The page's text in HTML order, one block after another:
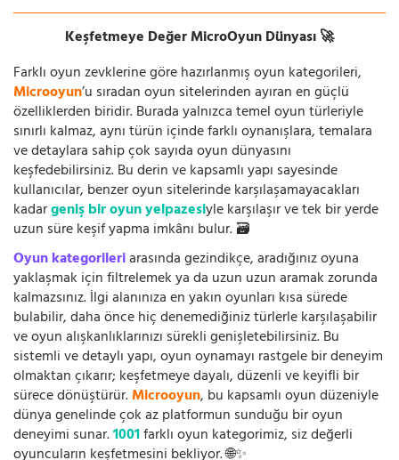
Keşfetmeye Değer MicroOyun Dünyası 🚀
Farklı oyun zevklerine göre hazırlanmış oyun kategorileri,
Microoyun’u sıradan oyun sitelerinden ayıran en güçlü
özelliklerden biridir. Burada yalnızca temel oyun türleriyle
sınırlı kalmaz, aynı türün içinde farklı oynanışlara, temalara
ve detaylara sahip çok sayıda oyun dünyasını
keşfedebilirsiniz. Bu derin ve kapsamlı yapı sayesinde
kullanıcılar, benzer oyun sitelerinde karşılaşamayacakları
kadargeniş bir oyun yelpazesiyle karşılaşır ve tek bir yerde
uzun süre keşif yapma imkânı bulur. 🗃️
Oyun kategorileriarasında gezindikçe, aradığınız oyuna
yaklaşmak için filtrelemek ya da uzun uzun aramak zorunda
kalmazsınız. İlgi alanınıza en yakın oyunları kısa sürede
bulabilir, daha önce hiç denemediğiniz türlerle karşılaşabilir
ve oyun alışkanlıklarınızı sürekli genişletebilirsiniz. Bu
sistemli ve detaylı yapı, oyun oynamayı rastgele bir deneyim
olmaktan çıkarır; keşfetmeye dayalı, düzenli ve keyifli bir
sürece dönüştürür.Microoyun, bu kapsamlı oyun düzeniyle
dünya genelinde çok az platformun sunduğu bir oyun
deneyimi sunar.1001farklı oyun kategorimiz, siz değerli